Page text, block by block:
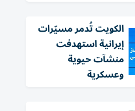
الكويت تُدمر مسيّرات
إيرانية استهدفت
منشآت حيوية
وعسكرية